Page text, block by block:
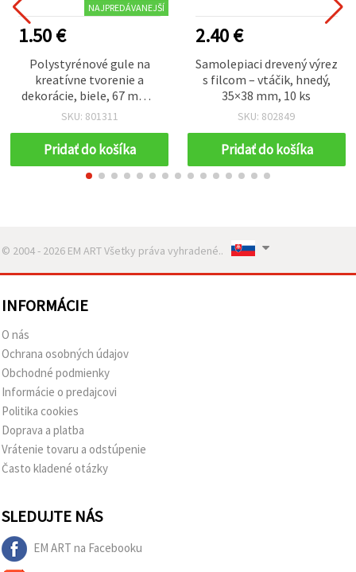
NAJPREDÁVANEJŠÍ
1.50 €
Polystyrénové gule na
kreatívne tvorenie a
dekorácie, biele, 67 mm –
balenie 5 ks
SKU: 801311
Pridať do košíka
2.40 €
Samolepiaci drevený výrez
s filcom – vtáčik, hnedý,
35×38 mm, 10 ks
SKU: 802849
Pridať do košíka
© 2004 - 2026 EM ART Všetky práva vyhradené..
INFORMÁCIE
O nás
Ochrana osobných údajov
Obchodné podmienky
Informácie o predajcovi
Politika cookies
Doprava a platba
Vrátenie tovaru a odstúpenie
Často kladené otázky
SLEDUJTE NÁS
EM ART na Facebooku